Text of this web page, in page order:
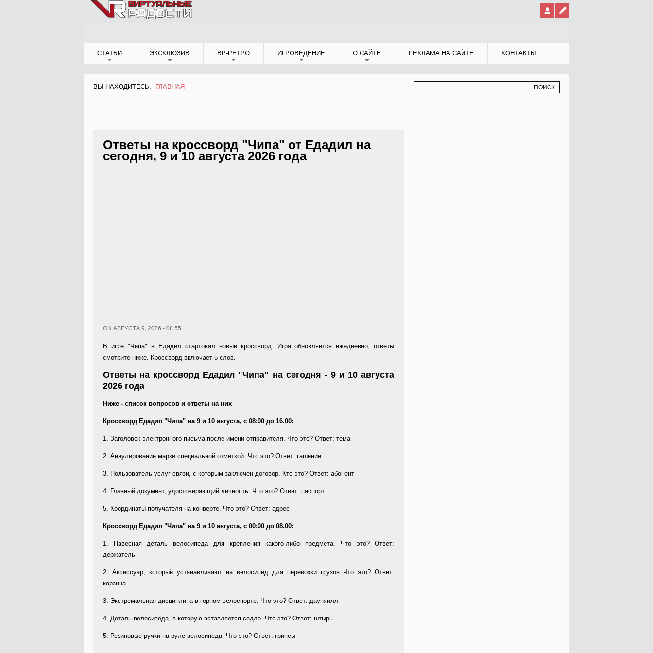
СТАТЬИ ЭКСКЛЮЗИВ ВР-РЕТРО ИГРОВЕДЕНИЕ О САЙТЕ РЕКЛАМА НА САЙТЕ КОНТАКТЫ
ВЫ НАХОДИТЕСЬ:
ВЫ НАХОДИТЕСЬ
ГЛАВНАЯ
Ответы на кроссворд "Чипа" от Едадил на
сегодня, 9 и 10 августа 2026 года
ON АВГУСТА 9, 2026 - 08:55
В игре "Чипа" в Едадил стартовал новый кроссворд. Игра обновляется ежедневно, ответы
смотрите ниже. Кроссворд включает 5 слов.
Ответы на кроссворд Едадил "Чипа" на сегодня - 9 и 10 августа
2026 года
Ниже - список вопросов и ответы на них
Кроссворд Едадил "Чипа" на 9 и 10 августа, с 08:00 до 16.00:
1. Заголовок электронного письма после имени отправителя. Что это? Ответ: тема
2. Аннулирование марки специальной отметкой. Что это? Ответ: гашение
3. Пользователь услуг связи, с которым заключен договор. Кто это? Ответ: абонент
4. Главный документ, удостоверяющий личность. Что это? Ответ: паспорт
5. Координаты получателя на конверте. Что это? Ответ: адрес
Кроссворд Едадил "Чипа" на 9 и 10 августа, с 00:00 до 08.00:
1. Навесная деталь велосипеда для крепления какого-либо предмета. Что это? Ответ:
держатель
2. Аксессуар, который устанавливают на велосипед для перевозки грузов Что это? Ответ:
корзина
3. Экстремальная дисциплина в горном велоспорте. Что это? Ответ: даунхилл
4. Деталь велосипеда, в которую вставляется седло. Что это? Ответ: штырь
5. Резиновые ручки на руле велосипеда. Что это? Ответ: грипсы